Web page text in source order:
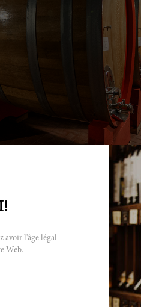
Vermentino
Grattamacco 2021
avoir l'âge légal
Web.